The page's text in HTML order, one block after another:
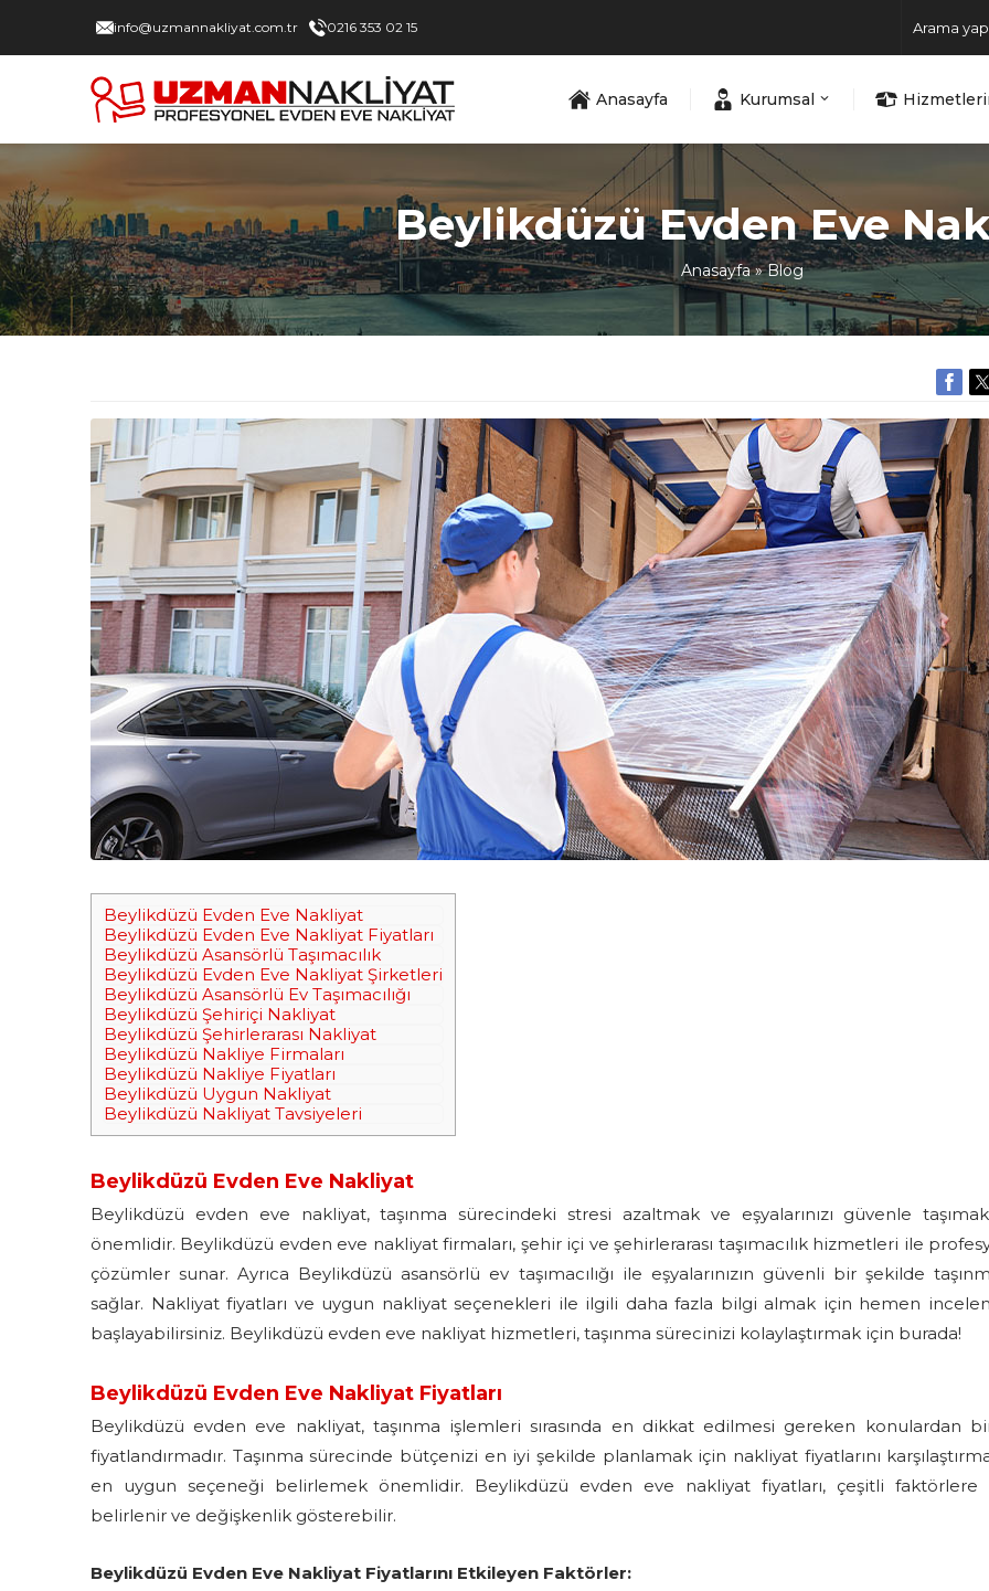
info@uzmannakliyat.com.tr 0216 353 02 15
Anasayfa Kurumsal
Beylikdüzü Evden Eve
Anasayfa»Blog
Beylikdüzü Evden Eve Nakliyat
Beylikdüzü Evden Eve Nakliyat Fiyatları
Beylikdüzü Asansörlü Taşımacılık
Beylikdüzü Evden Eve Nakliyat Şirketleri
Beylikdüzü Asansörlü Ev Taşımacılığı
Beylikdüzü Şehiriçi Nakliyat
Beylikdüzü Şehirlerarası Nakliyat
Beylikdüzü Nakliye Firmaları
Beylikdüzü Nakliye Fiyatları
Beylikdüzü Uygun Nakliyat
Beylikdüzü Nakliyat Tavsiyeleri
Beylikdüzü Evden Eve Nakliyat
Beylikdüzü evden eve nakliyat, taşınma sürecindeki stresi azaltmak ve eşyalarınızı güvenle
önemlidir. Beylikdüzü evden eve nakliyat firmaları, şehir içi ve şehirlerarası taşımacılık hizmetleri ile
çözümler sunar. Ayrıca Beylikdüzü asansörlü ev taşımacılığı ile eşyalarınızın güvenli bir şekilde
sağlar. Nakliyat fiyatları ve uygun nakliyat seçenekleri ile ilgili daha fazla bilgi almak için hemen
başlayabilirsiniz. Beylikdüzü evden eve nakliyat hizmetleri, taşınma sürecinizi kolaylaştırmak için burada!
Beylikdüzü Evden Eve Nakliyat Fiyatları
Beylikdüzü evden eve nakliyat, taşınma işlemleri sırasında en dikkat edilmesi gereken konulardan
fiyatlandırmadır. Taşınma sürecinde bütçenizi en iyi şekilde planlamak için nakliyat fiyatlarını
en uygun seçeneği belirlemek önemlidir. Beylikdüzü evden eve nakliyat fiyatları, çeşitli faktörlere
belirlenir ve değişkenlik gösterebilir.
Beylikdüzü Evden Eve Nakliyat Fiyatlarını Etkileyen Faktörler: